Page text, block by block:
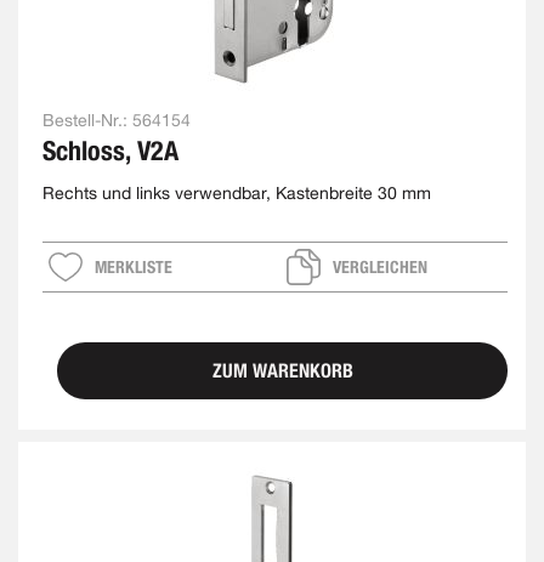
Bestell-Nr.: 564154
Schloss, V2A
Rechts und links verwendbar, Kastenbreite 30 mm
MERKLISTE VERGLEICHEN
ZUM WARENKORB